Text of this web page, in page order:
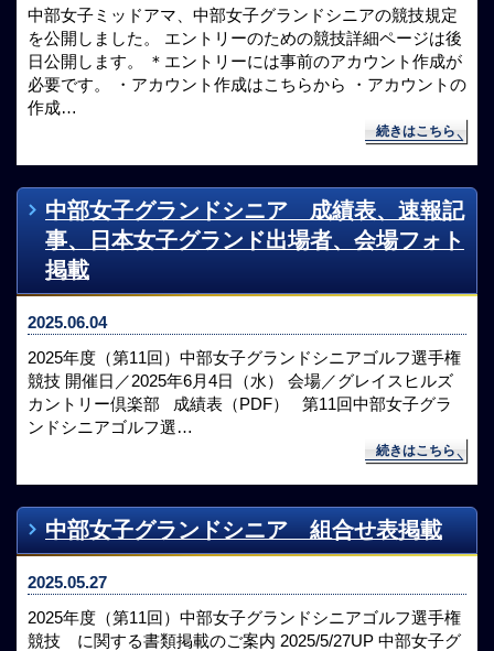
中部女子ミッドアマ、中部女子グランドシニアの競技規定
を公開しました。 エントリーのための競技詳細ページは後
日公開します。 ＊エントリーには事前のアカウント作成が
必要です。 ・アカウント作成はこちらから ・アカウントの
作成…
続きはこちら
中部女子グランドシニア 成績表、速報記
事、日本女子グランド出場者、会場フォト
掲載
2025.06.04
2025年度（第11回）中部女子グランドシニアゴルフ選手権
競技 開催日／2025年6月4日（水） 会場／グレイスヒルズ
カントリー倶楽部 成績表（PDF） 第11回中部女子グラ
ンドシニアゴルフ選…
続きはこちら
中部女子グランドシニア 組合せ表掲載
2025.05.27
2025年度（第11回）中部女子グランドシニアゴルフ選手権
競技 に関する書類掲載のご案内 2025/5/27UP 中部女子グ